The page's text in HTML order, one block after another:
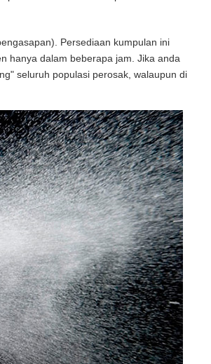
Persediaan kumpulan ini
hanya dalam beberapa jam. Jika anda
seluruh populasi perosak, walaupun di